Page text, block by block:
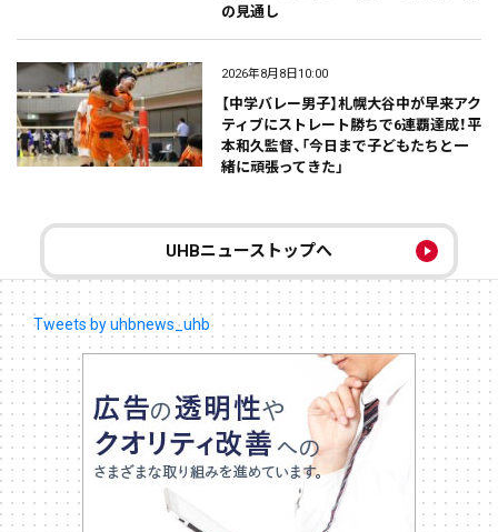
の見通し
2026年8月8日10:00
【中学バレー男子】札幌大谷中が早来アク
ティブにストレート勝ちで6連覇達成！平
本和久監督、「今日まで子どもたちと一
緒に頑張ってきた」
UHBニューストップへ
Tweets by uhbnews_uhb